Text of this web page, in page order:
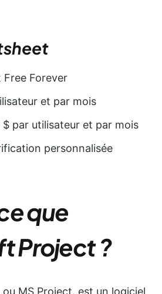
Forever
et par mois
$ par utilisateur et par mois
personnalisée
que
Project ?
MS Project, est un logiciel